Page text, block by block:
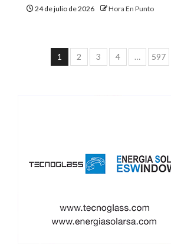
24 de julio de 2026 Hora En Punto
Paginación
1 2 3 4 … 597